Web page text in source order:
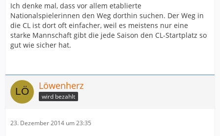
Ich denke mal, dass vor allem etablierte
Nationalspielerinnen den Weg dorthin suchen. Der Weg in
die CL ist dort oft einfacher, weil es meistens nur eine
starke Mannschaft gibt die jede Saison den CL-Startplatz so
gut wie sicher hat.
Löwenherz
wird bezahlt
23. Dezember 2014 um 23:35